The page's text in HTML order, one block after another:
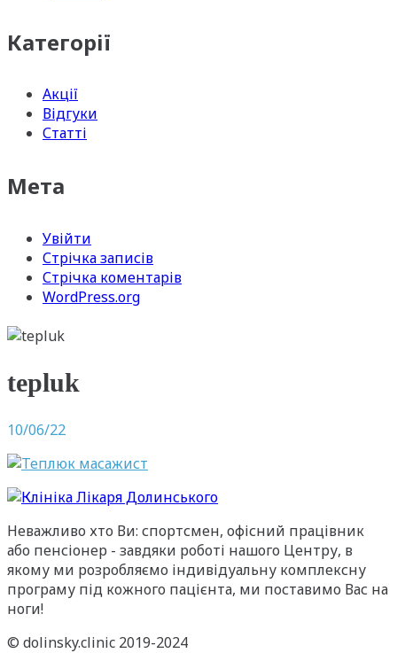
Категорії
Акції
Відгуки
Статті
Мета
Увійти
Стрічка записів
Стрічка коментарів
WordPress.org
tepluk
10/06/22
Неважливо хто Ви: спортсмен, офісний працівник
або пенсіонер - завдяки роботі нашого Центру, в
якому ми розробляємо індивідуальну комплексну
програму під кожного пацієнта, ми поставимо Вас на
ноги!
© dolinsky.clinic 2019-2024